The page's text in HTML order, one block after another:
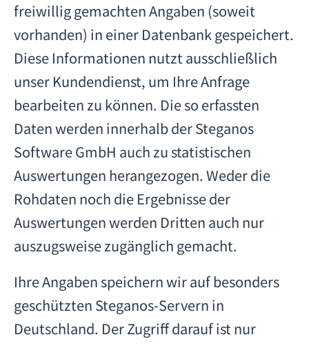
freiwillig gemachten Angaben (soweit
vorhanden) in einer Datenbank gespeichert.
Diese Informationen nutzt ausschließlich
unser Kundendienst, um Ihre Anfrage
bearbeiten zu können. Die so erfassten
Daten werden innerhalb der Steganos
Software GmbH auch zu statistischen
Auswertungen herangezogen. Weder die
Rohdaten noch die Ergebnisse der
Auswertungen werden Dritten auch nur
auszugsweise zugänglich gemacht.
Ihre Angaben speichern wir auf besonders
geschützten Steganos-Servern in
Deutschland. Der Zugriff darauf ist nur